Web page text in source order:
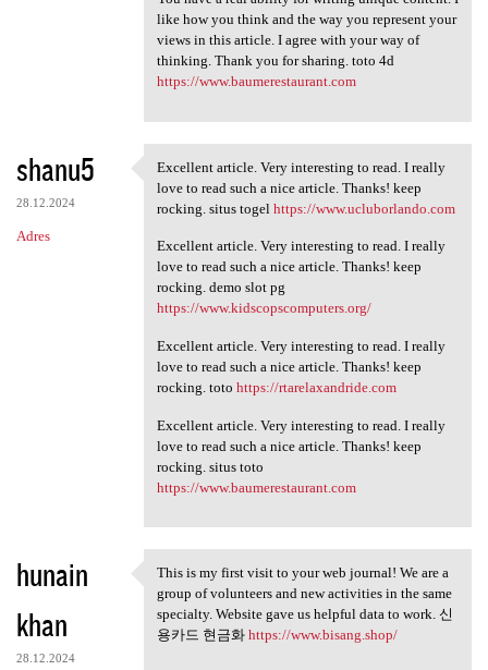
like how you think and the way you represent your
views in this article. I agree with your way of
thinking. Thank you for sharing. toto 4d
https://www.baumerestaurant.com
shanu5
28.12.2024
Adres
Excellent article. Very
Excellent article. Very interesting to read. I really
love to read such a nice article. Thanks! keep
rocking. situs togel https://www.ucluborlando.com
Excellent article. Very interesting to read. I really
love to read such a nice article. Thanks! keep
rocking. demo slot pg
https://www.kidscopscomputers.org/
Excellent article. Very interesting to read. I really
love to read such a nice article. Thanks! keep
rocking. toto https://rtarelaxandride.com
Excellent article. Very interesting to read. I really
love to read such a nice article. Thanks! keep
rocking. situs toto
https://www.baumerestaurant.com
hunain
khan
28.12.2024
This is my first visit to
This is my first visit to your web journal! We are a
group of volunteers and new activities in the same
specialty. Website gave us helpful data to work. 신
용카드 현금화 https://www.bisang.shop/